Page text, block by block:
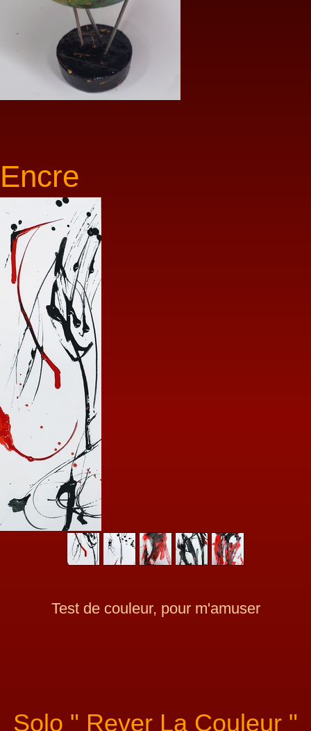
Encre
Test de couleur, pour m'amuser
Solo " Rever La Couleur "